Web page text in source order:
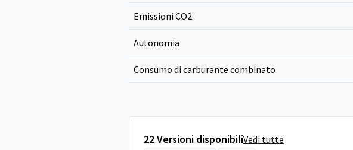
Emissioni CO2
Autonomia
Consumo di carburante combinato
22 Versioni disponibiliVedi tutte